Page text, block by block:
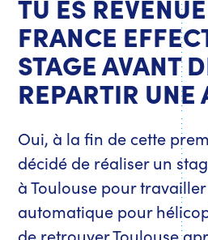
TU ES
FRANCE
STAGE AVANT
REPARTIR UNE
Oui, à la fin de cette
décidé de réaliser un
à Toulouse pour
automatique pour
de retrouver Toulouse